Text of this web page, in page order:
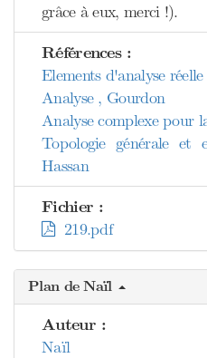
grâce à eux, merci !).
Références :
Elements d'analyse
Analyse , Gourdon
Analyse complexe pour
Topologie générale et
Hassan
Fichier :
219.pdf
Plan de Naïl
Auteur :
Naïl